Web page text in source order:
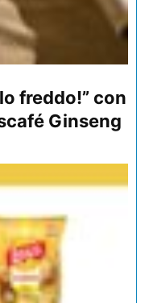
freddo!” con
Ginseng